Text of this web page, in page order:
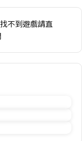
不到遊戲請直